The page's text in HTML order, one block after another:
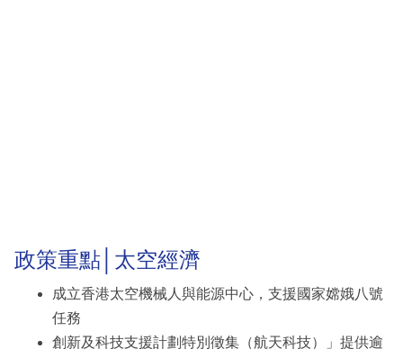
政策重點│太空經濟
成立香港太空機械人與能源中心，支援國家嫦娥八號
任務
創新及科技支援計劃特別徵集（航天科技）」提供逾